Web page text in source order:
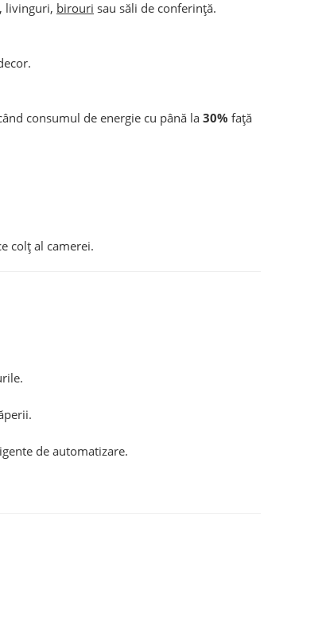
livinguri, birouri sau săli de conferință.
consumul de energie cu până la 30% față
colț al camerei.
de automatizare.